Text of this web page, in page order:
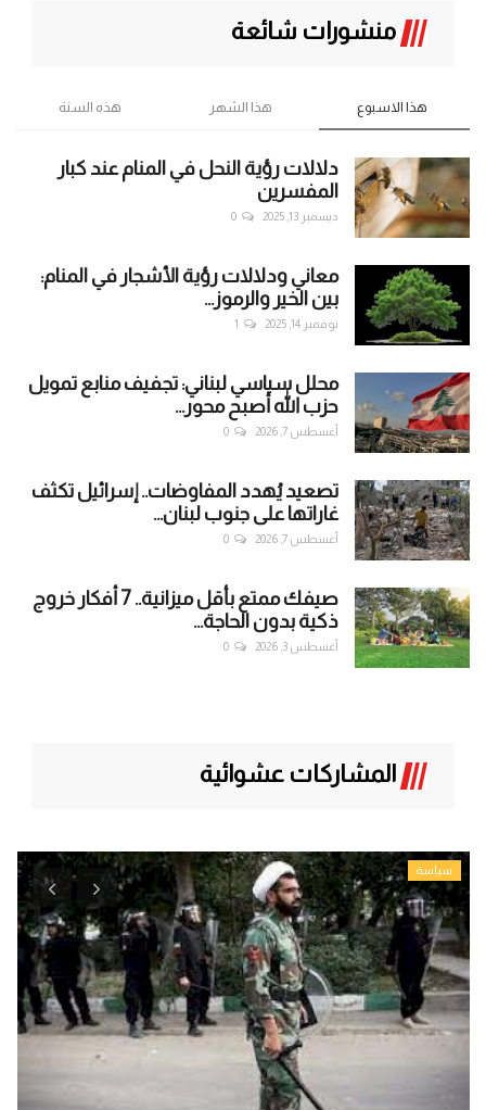
منشورات شائعة
هذا الاسبوع هذا الشهر هذه السنة
دلالات رؤية النحل في المنام عند كبار
المفسرين
ديسمبر 13, 2025 0
معاني ودلالات رؤية الأشجار في المنام:
بين الخير والرموز...
نوفمبر 14, 2025 1
محلل سياسي لبناني: تجفيف منابع تمويل
حزب الله أصبح محور...
أغسطس 7, 2026 0
تصعيد يُهدد المفاوضات.. إسرائيل تكثف
غاراتها على جنوب لبنان...
أغسطس 7, 2026 0
صيفك ممتع بأقل ميزانية.. 7 أفكار خروج
ذكية بدون الحاجة...
أغسطس 3, 2026 0
المشاركات عشوائية
سياسة